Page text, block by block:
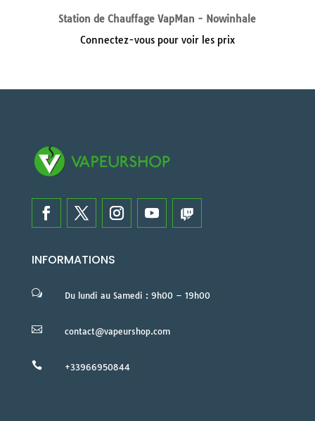
Station de Chauffage VapMan - Nowinhale
Connectez-vous pour voir les prix
INFORMATIONS
w Du lundi au Samedi : 9h00 – 19h00
 contact@vapeurshop.com
 +33966950844